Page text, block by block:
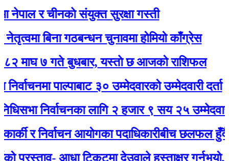
र चीनकाे संयुक्त सुरक्षा गस्ती
बिना गठबन्धन चुनावमा होमियो काँग्रेस
७ गते बुधबार, यस्ताे छ आजको राशिफल
पाल्पाबाट ३० उम्मेदवारको उम्मेदवारी दर्ता
निर्वाचनका लागि २ हजार ९ सय २५ उम्मेदवारले
र निर्वाचन आयोगका पदाधिकारीबीच छलफल हुँदै
आधा टिकटमा देउवाले हस्ताक्षर गर्नुभयो, बाँकी